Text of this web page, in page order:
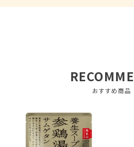
おすすめ商品